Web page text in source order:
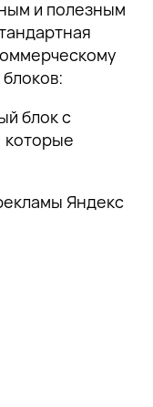
и полезным
блок с
которые
Яндекс